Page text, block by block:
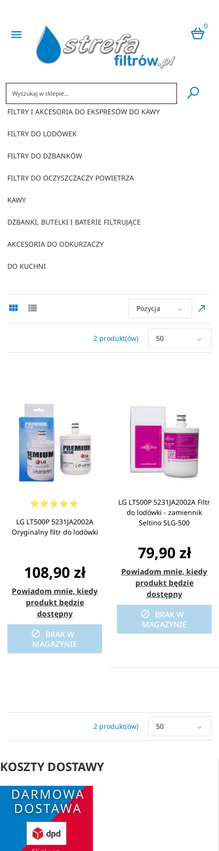
0
​
FILTRY I AKCESORIA DO EKSPRESÓW DO KAWY
FILTRY DO LODÓWEK
FILTRY DO DZBANKÓW
FILTRY DO OCZYSZCZACZY POWIETRZA
KAWY
DZBANKI, BUTELKI I BATERIE FILTRUJĄCE
AKCESORIA DO ODKURZACZY
DO KUCHNI
Pozycja
2 produkt(ów) 50
LG LT500P 5231JA2002A
Oryginalny filtr do lodówki
108,90 zł
Powiadom mnie, kiedy
produkt będzie
dostępny
BRAK W
MAGAZYNIE
LG LT500P 5231JA2002A Filtr
do lodówki - zamiennik
Seltino SLG-500
79,90 zł
Powiadom mnie, kiedy
produkt będzie
dostępny
BRAK W
MAGAZYNIE
2 produkt(ów) 50
KOSZTY DOSTAWY